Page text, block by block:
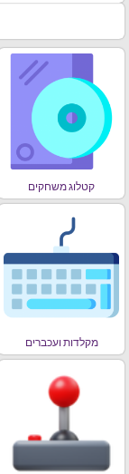
קטלוג משחקים
מקלדות ועכברים